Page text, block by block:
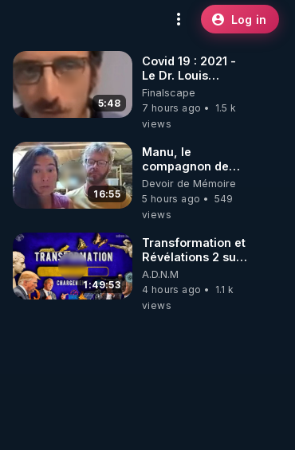
Log in
5:48
Covid 19 : 2021 -
Le Dr. Louis
Fouché renverse
le plateau de
CNews !
Finalscape
7 hours ago
1.5 k
views
16:55
Manu, le
compagnon de
Kyria, raconte sa
garde à vue
musclée.
Devoir de Mémoire
5 hours ago
549
views
1:49:53
Transformation et
Révélations 2 sur
2 - live du
07/08/26
A.D.N.M
4 hours ago
1.1 k
views